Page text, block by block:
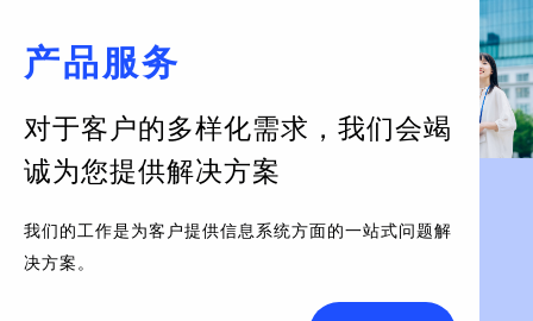
产品服务
对于客户的多样化需求， 我们会竭
诚为您提供解决方案
我们的工作是为客户提供信息系统方面的一站式问题解
决方案。